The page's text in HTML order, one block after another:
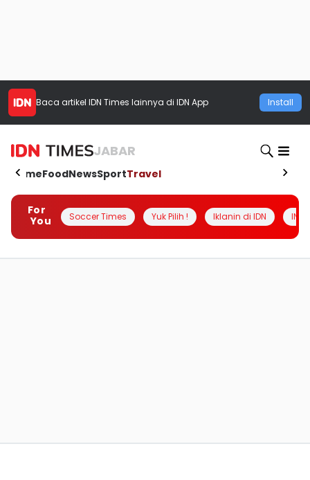
Baca artikel IDN Times lainnya di IDN App Install
JABAR
HomeFoodNewsSportTravel
For
You
Soccer Times Yuk Pilih ! Iklanin di IDN